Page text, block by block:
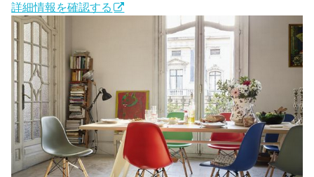
詳細情報を確認する